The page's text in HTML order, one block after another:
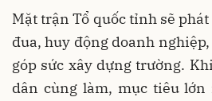
Mặt trận Tổ quốc tỉnh sẽ
đua, huy động doanh
góp sức xây dựng trường.
dân cùng làm, mục tiêu